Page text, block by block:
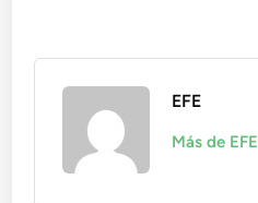
EFE
Más de EFE